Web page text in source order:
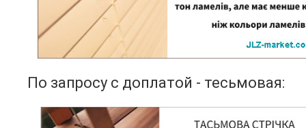
По запросу с доплатой - тесьмовая: